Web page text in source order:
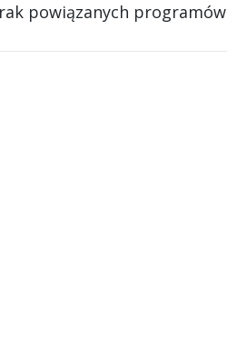
powiązanych programów